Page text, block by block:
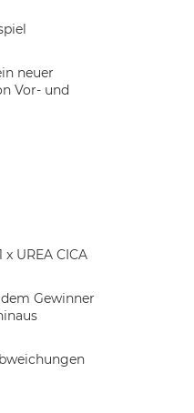
neuer
Vor- und
UREA CICA
Gewinner